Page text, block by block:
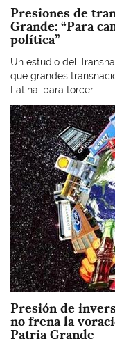
Presiones de
Grande: “Para
política”
Un estudio del
que grandes
Latina, para torcer...
Imagen
Presión de
no frena la
Patria Grande